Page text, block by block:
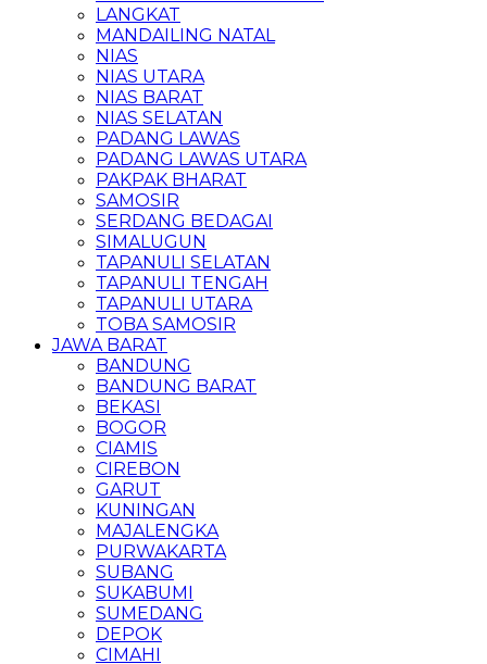
LANGKAT
MANDAILING NATAL
NIAS
NIAS UTARA
NIAS BARAT
NIAS SELATAN
PADANG LAWAS
PADANG LAWAS UTARA
PAKPAK BHARAT
SAMOSIR
SERDANG BEDAGAI
SIMALUGUN
TAPANULI SELATAN
TAPANULI TENGAH
TAPANULI UTARA
TOBA SAMOSIR
JAWA BARAT
BANDUNG
BANDUNG BARAT
BEKASI
BOGOR
CIAMIS
CIREBON
GARUT
KUNINGAN
MAJALENGKA
PURWAKARTA
SUBANG
SUKABUMI
SUMEDANG
DEPOK
CIMAHI